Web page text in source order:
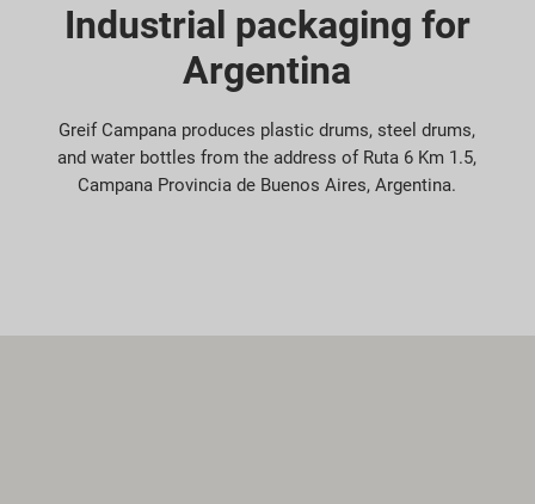
Industrial packaging for
Argentina
Greif Campana produces plastic drums, steel drums,
and water bottles from the address of Ruta 6 Km 1.5,
Campana Provincia de Buenos Aires, Argentina.